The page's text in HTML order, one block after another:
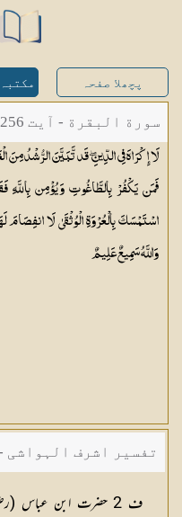
پچھلا صفحہ
سورة البقرة - آیت 256
لَا إِكْرَاهَ فِي الدِّينِ ۖ قَد تَّبَيَّنَ الرُّشْدُ مِنَ
فَمَن يَكْفُرْ بِالطَّاغُوتِ وَيُؤْمِن بِاللَّهِ
اسْتَمْسَكَ بِالْعُرْوَةِ الْوُثْقَىٰ لَا انفِصَامَ
وَاللَّهُ سَمِيعٌعَلِيمٌ
تفسیر اشرف الہواشی
ف 2 حضرت ابن عباس